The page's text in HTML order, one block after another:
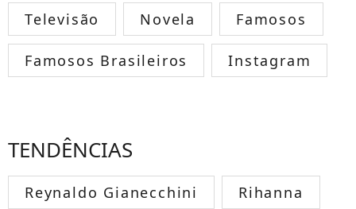
Televisão Novela Famosos
Famosos Brasileiros Instagram
TENDÊNCIAS
Reynaldo Gianecchini Rihanna